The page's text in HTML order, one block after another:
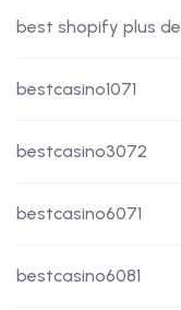
best shopify plus
bestcasino1071
bestcasino3072
bestcasino6071
bestcasino6081